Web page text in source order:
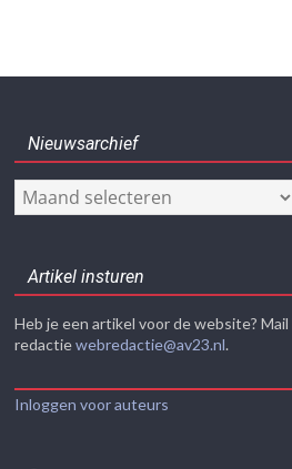
Nieuwsarchief
Nieuwsarchief
Artikel insturen
Heb je een artikel voor de website?
redactiewebredactie@av23.nl.
Inloggen voor auteurs